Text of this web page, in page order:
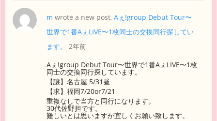
m wrote a new post, Aぇ!group Debut Tour〜
世界で1番AぇLIVE〜1枚同士の交換同行探してい
ます。
2年前
Aぇ!group Debut Tour〜世界で1番AぇLIVE〜1枚
同士の交換同行探しています。
【譲】名古屋 5/31昼
【求】福岡7/20or7/21
重複なしで当方と同行になります。
30代佐野担です。
難しいとは思いますが宜しくお願い致します。